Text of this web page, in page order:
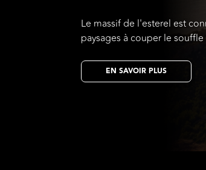
Le massif de l'esterel est
paysages à couper le souffle
EN SAVOIR PLUS